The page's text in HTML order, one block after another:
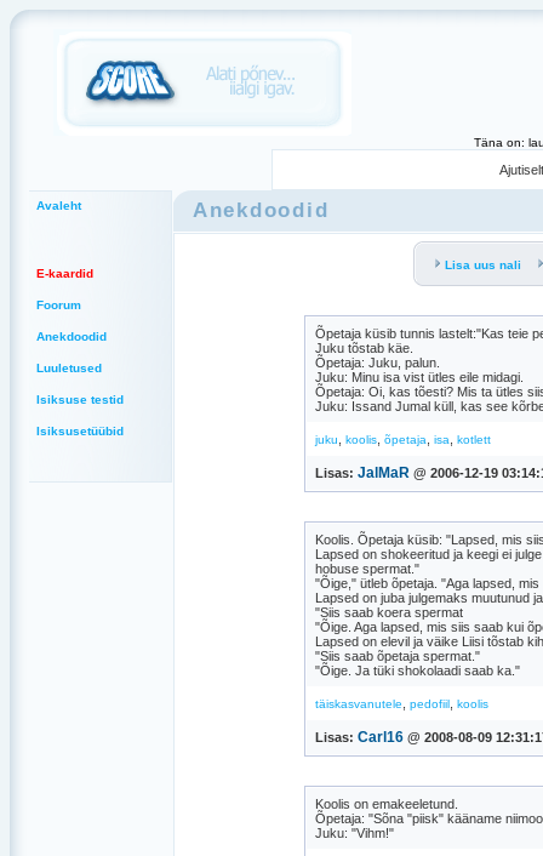
Täna on:
Avaleht
E-kaardid
Foorum
Anekdoodid
Luuletused
Isiksuse testid
Isiksusetüübid
Anekdoodid
Lisa uus nali
Õpetaja küsib tunnis lastelt:"Kas teie
Juku tõstab käe.
Õpetaja: Juku, palun.
Juku: Minu isa vist ütles eile midagi.
Õpetaja: Oi, kas tõesti? Mis ta ütles
Juku: Issand Jumal küll, kas see
juku koolis õpetaja isa kotlett
Lisas: JalMaR @ 2006-12-19
Koolis. Õpetaja küsib: "Lapsed, mis
Lapsed on shokeeritud ja keegi ei
hobuse spermat."
"Õige," ütleb õpetaja. "Aga lapsed,
Lapsed on juba julgemaks muutunud
"Siis saab koera spermat
"Õige. Aga lapsed, mis siis saab kui
Lapsed on elevil ja väike Liisi tõstab
"Siis saab õpetaja spermat."
"Õige. Ja tüki shokolaadi saab ka."
täiskasvanutele pedofiil koolis
Lisas: Carl16 @ 2008-08-09
Koolis on emakeeletund.
Õpetaja: "Sõna "piisk" kääname
Juku: "Vihm!"